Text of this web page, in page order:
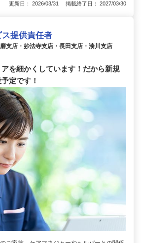
更新日： 2026/03/31 掲載終了日： 2027/03/30
提供責任者
支店・妙法寺支店・長田支店・湊川支店
を細かくしています！だから新規
定です！